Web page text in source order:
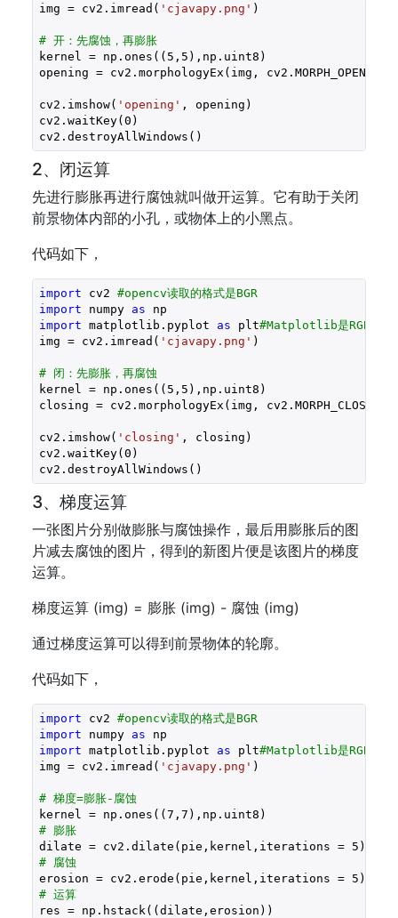
img = cv2.imread( 'cjavapy.png' )
# 开：先腐蚀，再膨胀
kernel = np.ones(( 5 , 5 ),np.uint8)
opening = cv2.morphologyEx(img, cv2.MORPH_OPEN,
cv2.imshow( 'opening' , opening)
cv2.waitKey(0 )
cv2.destroyAllWindows()
2、闭运算
先进行膨胀再进行腐蚀就叫做开运算。它有助于关闭
前景物体内部的小孔，或物体上的小黑点。
代码如下，
import cv2 #opencv读取的格式是BGR
import numpy as
import matplotlib.pyplot as plt#Matplotlib是RGB
img = cv2.imread( 'cjavapy.png' )
# 闭：先膨胀，再腐蚀
kernel = np.ones(( 5 , 5 ),np.uint8)
closing = cv2.morphologyEx(img, cv2.MORPH_CLOSE,
cv2.imshow( 'closing' , closing)
cv2.waitKey(0 )
cv2.destroyAllWindows()
3、梯度运算
一张图片分别做膨胀与腐蚀操作，最后用膨胀后的图
片减去腐蚀的图片，得到的新图片便是该图片的梯度
运算。
梯度运算 (img) = 膨胀 (img) - 腐蚀 (img)
通过梯度运算可以得到前景物体的轮廓。
代码如下，
import cv2 #opencv读取的格式是BGR
import numpy as
import matplotlib.pyplot as plt#Matplotlib是RGB
img = cv2.imread( 'cjavapy.png' )
# 梯度=膨胀-腐蚀
kernel = np.ones((7 , 7
# 膨胀
dilate = cv2.dilate(pie,kernel,iterations = 5
# 腐蚀
erosion = cv2.erode(pie,kernel,iterations = 5
# 运算
res = np.hstack((dilate,erosion))